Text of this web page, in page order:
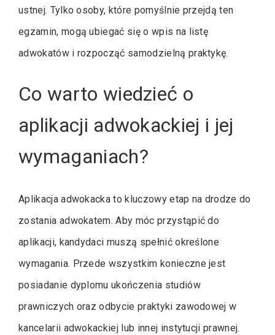
ustnej. Tylko osoby, które pomyślnie przejdą ten
egzamin, mogą ubiegać się o wpis na listę
adwokatów i rozpocząć samodzielną praktykę.
Co warto wiedzieć o
aplikacji adwokackiej i jej
wymaganiach?
Aplikacja adwokacka to kluczowy etap na drodze do
zostania adwokatem. Aby móc przystąpić do
aplikacji, kandydaci muszą spełnić określone
wymagania. Przede wszystkim konieczne jest
posiadanie dyplomu ukończenia studiów
prawniczych oraz odbycie praktyki zawodowej w
kancelarii adwokackiej lub innej instytucji prawnej.